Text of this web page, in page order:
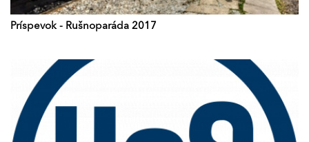
Príspevok - Rušnoparáda 2017